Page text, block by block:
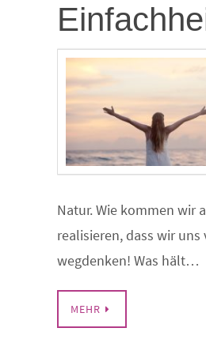
Natur. Wie kommen wir
realisieren, dass wir
wegdenken! Was hält…
MEHR